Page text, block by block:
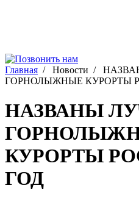
Главная / Новости /
ГОРНОЛЫЖНЫЕ КУРОРТЫ
НАЗВАНЫ
КУРОРТЫ
ГОД